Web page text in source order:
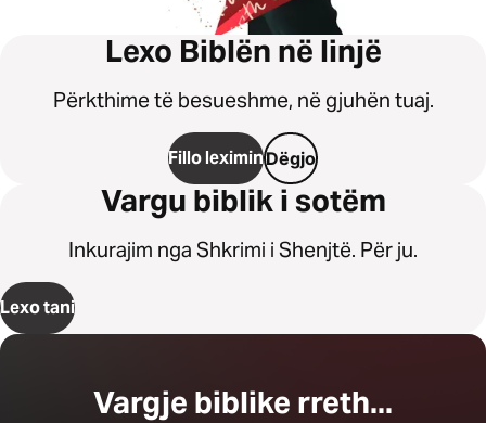
Lexo Biblën në linjë
Përkthime të besueshme, në gjuhën tuaj.
Fillo leximinDëgjo
Vargu biblik i sotëm
Inkurajim nga Shkrimi i Shenjtë. Për ju.
Lexo tani
Vargje biblike rreth...